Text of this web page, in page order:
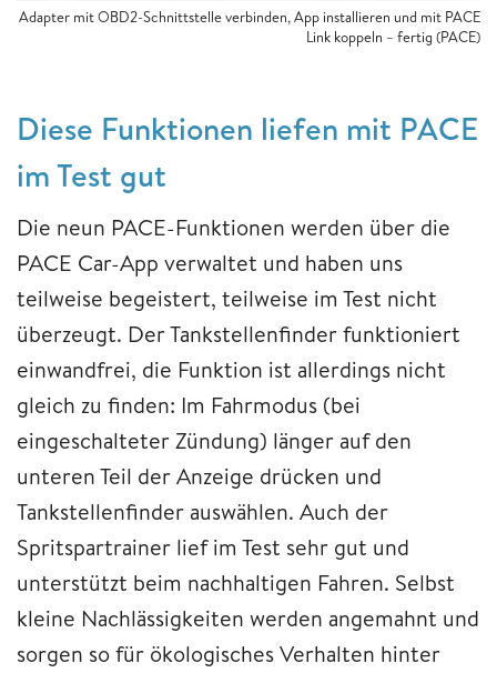
Adapter mit OBD2-Schnittstelle verbinden, App installieren und mit PACE
Link koppeln – fertig (PACE)
Diese Funktionen liefen mit PACE
im Test gut
Die neun PACE-Funktionen werden über die
PACE Car-App verwaltet und haben uns
teilweise begeistert, teilweise im Test nicht
überzeugt. Der Tankstellenfinder funktioniert
einwandfrei, die Funktion ist allerdings nicht
gleich zu finden: Im Fahrmodus (bei
eingeschalteter Zündung) länger auf den
unteren Teil der Anzeige drücken und
Tankstellenfinder auswählen. Auch der
Spritspartrainer lief im Test sehr gut und
unterstützt beim nachhaltigen Fahren. Selbst
kleine Nachlässigkeiten werden angemahnt und
sorgen so für ökologisches Verhalten hinter